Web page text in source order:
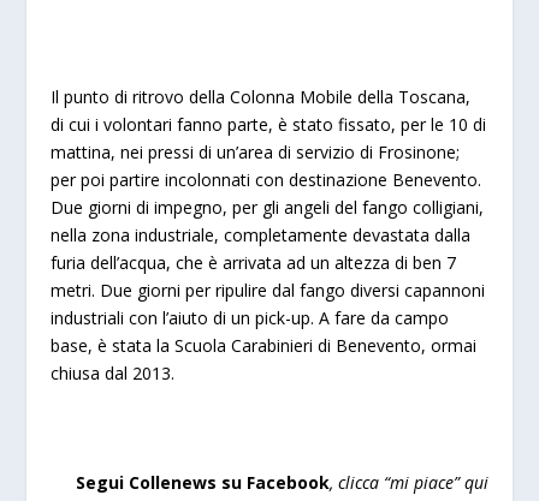
Il punto di ritrovo della Colonna Mobile della Toscana,
di cui i volontari fanno parte, è stato fissato, per le 10 di
mattina, nei pressi di un’area di servizio di Frosinone;
per poi partire incolonnati con destinazione Benevento.
Due giorni di impegno, per gli angeli del fango colligiani,
nella zona industriale, completamente devastata dalla
furia dell’acqua, che è arrivata ad un altezza di ben 7
metri. Due giorni per ripulire dal fango diversi capannoni
industriali con l’aiuto di un pick-up. A fare da campo
base, è stata la Scuola Carabinieri di Benevento, ormai
chiusa dal 2013.
Segui Collenews su Facebook, clicca “mi piace”qui